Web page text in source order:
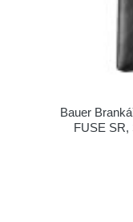
Bauer
FUSE SR,